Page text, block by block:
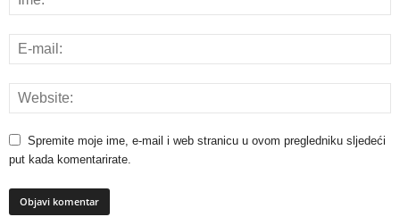
Spremite moje ime, e-mail i web stranicu u ovom pregledniku sljedeći
put kada komentarirate.